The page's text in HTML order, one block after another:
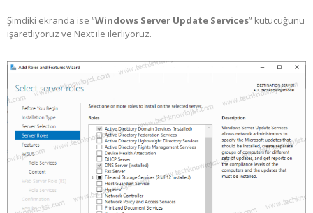
Şimdiki ekranda ise “Windows Server Update Services” kutucuğunu
işaretliyoruz ve Next ile ilerliyoruz.